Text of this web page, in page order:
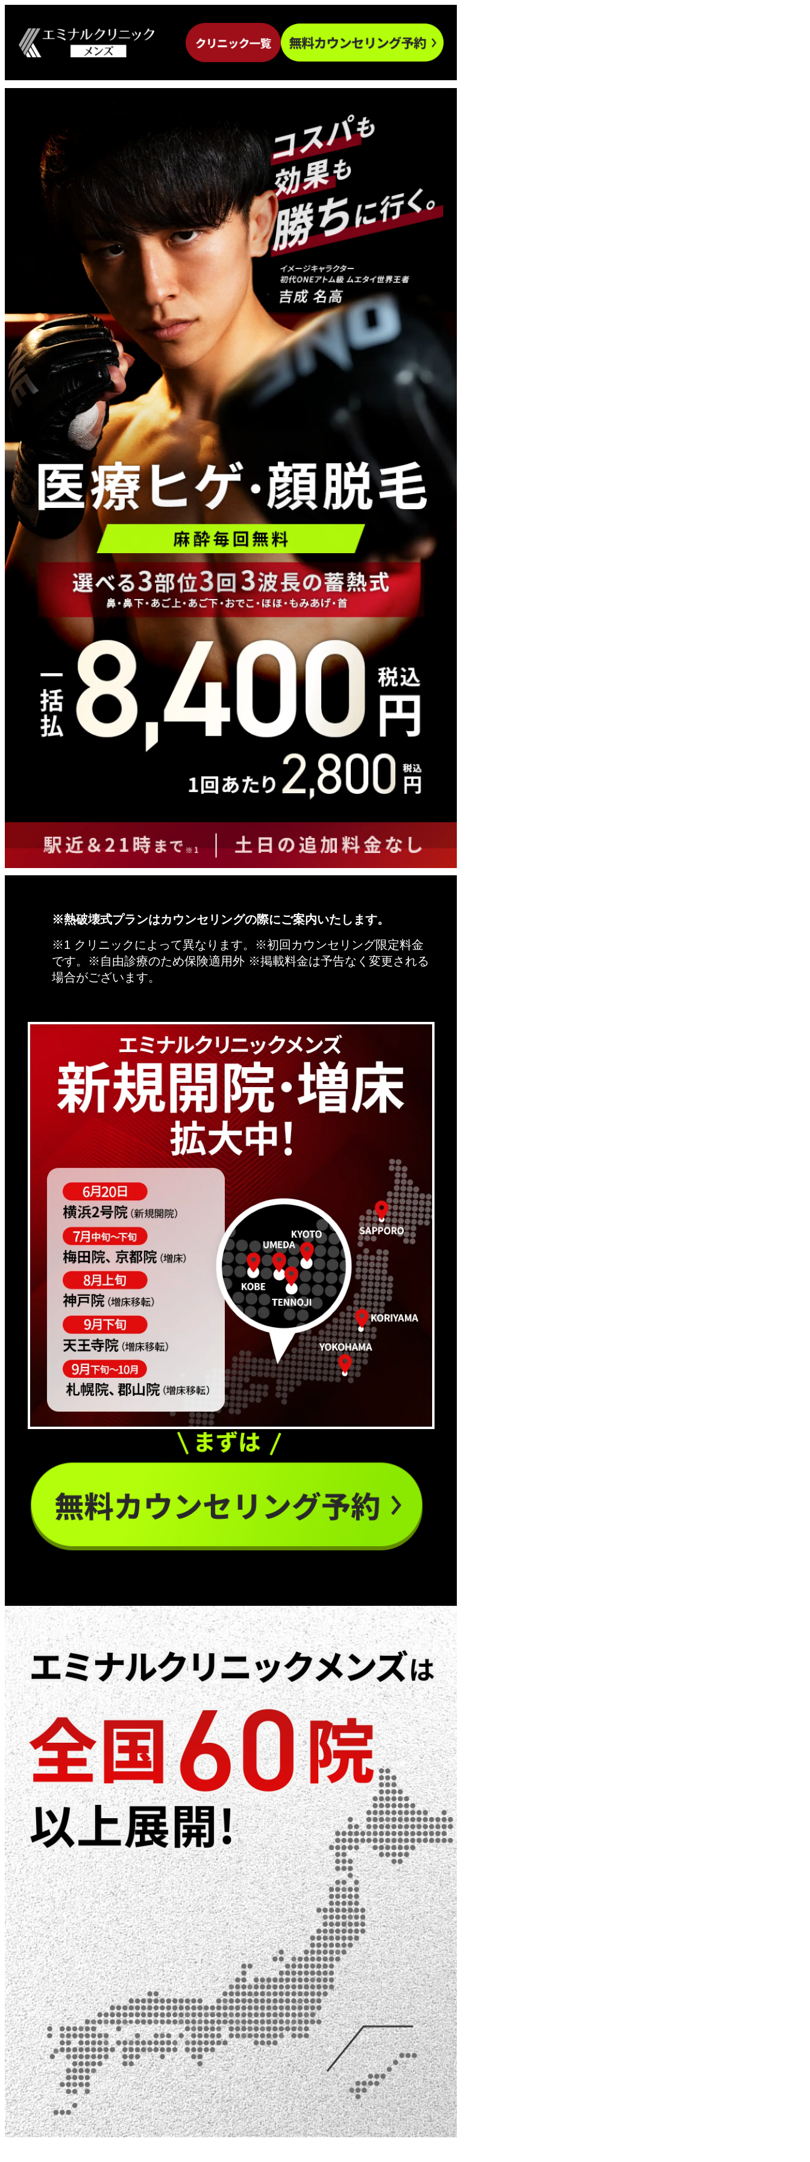
※熱破壊式プランはカウンセリングの際にご案内いたします。
※1 クリニックによって異なります。※初回カウンセリング限定料金
です。※自由診療のため保険適用外 ※掲載料金は予告なく変更される
場合がございます。